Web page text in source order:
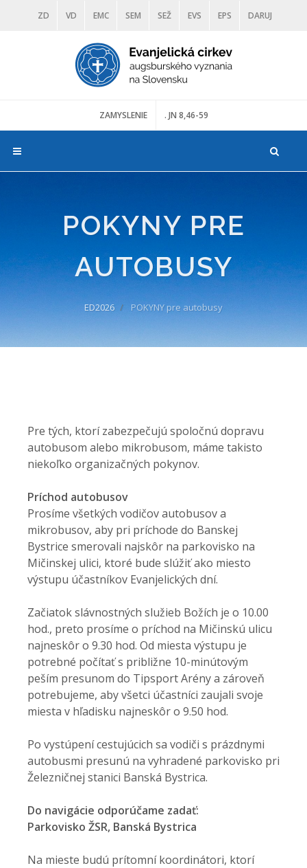
ZD VD EMC SEM SEŽ EVS EPS DARUJ
DIAKONIA ŠKOLY TRANOSCIUS
ZAMYSLENIE . JN 8,46-59
POKYNY PRE
AUTOBUSY
ED2026 POKYNY pre autobusy
Pre tých, ktorí zabezpečujú spoločnú dopravu
autobusom alebo mikrobusom, máme takisto
niekoľko organizačných pokynov.
Príchod autobusov
Prosíme všetkých vodičov autobusov a
mikrobusov, aby pri príchode do Banskej
Bystrice smerovali najskôr na parkovisko na
Mičinskej ulici, ktoré bude slúžiť ako miesto
výstupu účastníkov Evanjelických dní.
Začiatok slávnostných služieb Božích je o 10.00
hod., preto prosíme o príchod na Mičinskú ulicu
najneskôr o 9.30 hod. Od miesta výstupu je
potrebné počítať s približne 10-minútovým
peším presunom do Tipsport Arény a zároveň
potrebujeme, aby všetci účastníci zaujali svoje
miesta v hľadisku najneskôr o 9.50 hod.
Po vystúpení cestujúcich sa vodiči s prázdnymi
autobusmi presunú na vyhradené parkovisko pri
Železničnej stanici Banská Bystrica.
Do navigácie odporúčame zadať:
Parkovisko ŽSR, Banská Bystrica
Na mieste budú prítomní koordinátori, ktorí